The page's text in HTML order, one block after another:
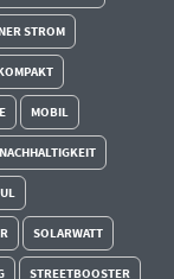
STROM
MOBIL
NACHHALTIGKEIT
SOLARWATT
STREETBOOSTER